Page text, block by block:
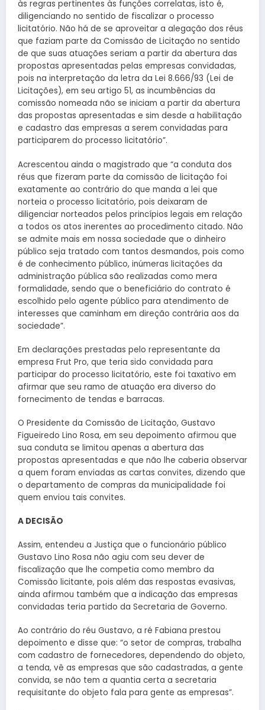
às regras pertinentes às funções correlatas, isto é,
diligenciando no sentido de fiscalizar o processo
licitatório. Não há de se aproveitar a alegação dos réus
que faziam parte da Comissão de Licitação no sentido
de que suas atuações seriam a partir da abertura das
propostas apresentadas pelas empresas convidadas,
pois na interpretação da letra da Lei 8.666/93 (Lei de
Licitações), em seu artigo 51, as incumbências da
comissão nomeada não se iniciam a partir da abertura
das propostas apresentadas e sim desde a habilitação
e cadastro das empresas a serem convidadas para
participarem do processo licitatório”.
Acrescentou ainda o magistrado que “a conduta dos
réus que fizeram parte da comissão de licitação foi
exatamente ao contrário do que manda a lei que
norteia o processo licitatório, pois deixaram de
diligenciar norteados pelos princípios legais em relação
a todos os atos inerentes ao procedimento citado. Não
se admite mais em nossa sociedade que o dinheiro
público seja tratado com tantos desmandos, pois como
é de conhecimento público, inúmeras licitações da
administração pública são realizadas como mera
formalidade, sendo que o beneficiário do contrato é
escolhido pelo agente público para atendimento de
interesses que caminham em direção contrária aos da
sociedade”.
Em declarações prestadas pelo representante da
empresa Frut Pro, que teria sido convidada para
participar do processo licitatório, este foi taxativo em
afirmar que seu ramo de atuação era diverso do
fornecimento de tendas e barracas.
O Presidente da Comissão de Licitação, Gustavo
Figueiredo Lino Rosa, em seu depoimento afirmou que
sua conduta se limitou apenas a abertura das
propostas apresentadas e que não lhe caberia observar
a quem foram enviadas as cartas convites, dizendo que
o departamento de compras da municipalidade foi
quem enviou tais convites.
A DECISÃO
Assim, entendeu a Justiça que o funcionário público
Gustavo Lino Rosa não agiu com seu dever de
fiscalização que lhe competia como membro da
Comissão licitante, pois além das respostas evasivas,
ainda afirmou também que a indicação das empresas
convidadas teria partido da Secretaria de Governo.
Ao contrário do réu Gustavo, a ré Fabiana prestou
depoimento e disse que: “o setor de compras, trabalha
com cadastro de fornecedores, dependendo do objeto,
a tenda, vê as empresas que são cadastradas, a gente
convida, se não tem a quantia certa a secretaria
requisitante do objeto fala para gente as empresas”.